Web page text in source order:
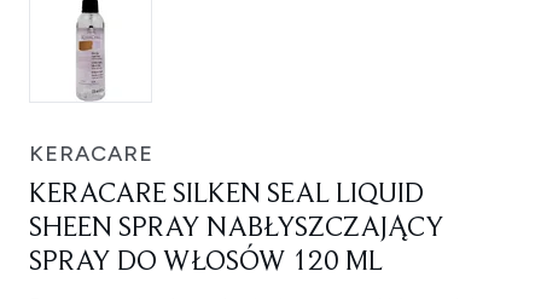
KERACARE
KERACARE SILKEN SEAL LIQUID
SHEEN SPRAY NABŁYSZCZAJĄCY
SPRAY DO WŁOSÓW 120 ML